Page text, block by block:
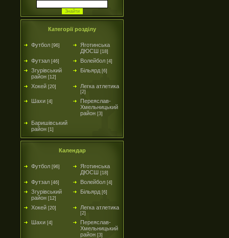
Категорії розділу
Футбол [96]
Яготинська
ДЮСШ [18]
Футзал [46] Волейбол [4]
Згурівський
район [12]
Більярд [6]
Хокей [20] Легка атлетика
[2]
Шахи [4]
Переяслав-
Хмельницький
район [3]
Баришівський
район [1]
Календар
Футбол [96]
Яготинська
ДЮСШ [18]
Футзал [46] Волейбол [4]
Згурівський
район [12]
Більярд [6]
Хокей [20] Легка атлетика
[2]
Шахи [4]
Переяслав-
Хмельницький
район [3]